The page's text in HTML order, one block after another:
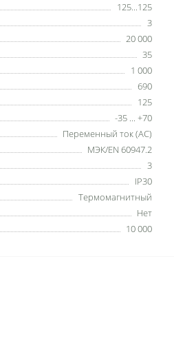
125...125
3
20 000
35
1 000
690
125
-35 ... +70
Переменный ток (AC)
МЭК/EN 60947.2
3
IP30
Термомагнитный
Нет
10 000